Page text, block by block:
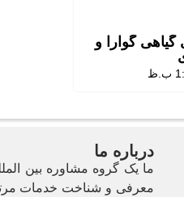
گوارا و
درباره ما
ما یک گروه مشاوره بین
معرفی و شناخت خدمات